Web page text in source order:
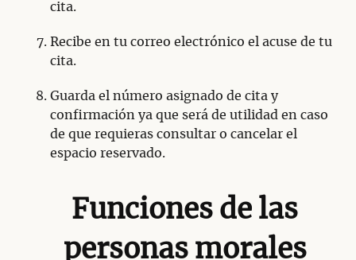
cita.
Recibe en tu correo electrónico el acuse de tu
cita.
Guarda el número asignado de cita y
confirmación ya que será de utilidad en caso
de que requieras consultar o cancelar el
espacio reservado.
Funciones de las
personas morales